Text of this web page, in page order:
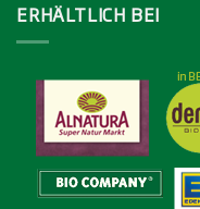
ERHÄLTLICH BEI